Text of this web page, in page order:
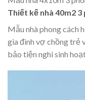
Thiết kế nhà 40m2
Mẫu nhà phong cách
gia đình vợ chồng trẻ
bảo tiện nghi sinh